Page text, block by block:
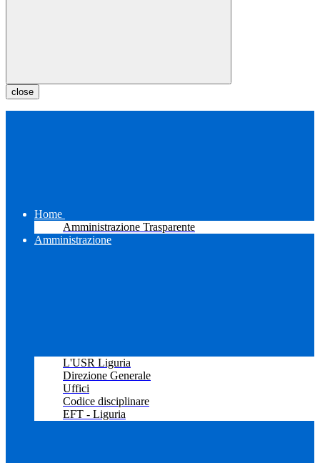
close
Home
Amministrazione Trasparente
Amministrazione
L'USR Liguria
Direzione Generale
Uffici
Codice disciplinare
EFT - Liguria